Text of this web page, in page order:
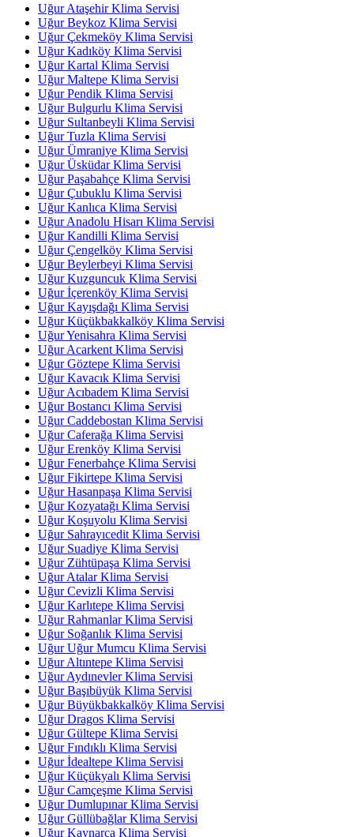
Uğur Ataşehir Klima Servisi
Uğur Beykoz Klima Servisi
Uğur Çekmeköy Klima Servisi
Uğur Kadıköy Klima Servisi
Uğur Kartal Klima Servisi
Uğur Maltepe Klima Servisi
Uğur Pendik Klima Servisi
Uğur Bulgurlu Klima Servisi
Uğur Sultanbeyli Klima Servisi
Uğur Tuzla Klima Servisi
Uğur Ümraniye Klima Servisi
Uğur Üsküdar Klima Servisi
Uğur Paşabahçe Klima Servisi
Uğur Çubuklu Klima Servisi
Uğur Kanlıca Klima Servisi
Uğur Anadolu Hisarı Klima Servisi
Uğur Kandilli Klima Servisi
Uğur Çengelköy Klima Servisi
Uğur Beylerbeyi Klima Servisi
Uğur Kuzguncuk Klima Servisi
Uğur İçerenköy Klima Servisi
Uğur Kayışdağı Klima Servisi
Uğur Küçükbakkalköy Klima Servisi
Uğur Yenisahra Klima Servisi
Uğur Acarkent Klima Servisi
Uğur Göztepe Klima Servisi
Uğur Kavacık Klima Servisi
Uğur Acıbadem Klima Servisi
Uğur Bostancı Klima Servisi
Uğur Caddebostan Klima Servisi
Uğur Caferağa Klima Servisi
Uğur Erenköy Klima Servisi
Uğur Fenerbahçe Klima Servisi
Uğur Fikirtepe Klima Servisi
Uğur Hasanpaşa Klima Servisi
Uğur Kozyatağı Klima Servisi
Uğur Koşuyolu Klima Servisi
Uğur Sahrayıcedit Klima Servisi
Uğur Suadiye Klima Servisi
Uğur Zühtüpaşa Klima Servisi
Uğur Atalar Klima Servisi
Uğur Cevizli Klima Servisi
Uğur Karlıtepe Klima Servisi
Uğur Rahmanlar Klima Servisi
Uğur Soğanlık Klima Servisi
Uğur Uğur Mumcu Klima Servisi
Uğur Altıntepe Klima Servisi
Uğur Aydınevler Klima Servisi
Uğur Başıbüyük Klima Servisi
Uğur Büyükbakkalköy Klima Servisi
Uğur Dragos Klima Servisi
Uğur Gültepe Klima Servisi
Uğur Fındıklı Klima Servisi
Uğur İdealtepe Klima Servisi
Uğur Küçükyalı Klima Servisi
Uğur Camçeşme Klima Servisi
Uğur Dumlupınar Klima Servisi
Uğur Güllübağlar Klima Servisi
Uğur Kaynarca Klima Servisi